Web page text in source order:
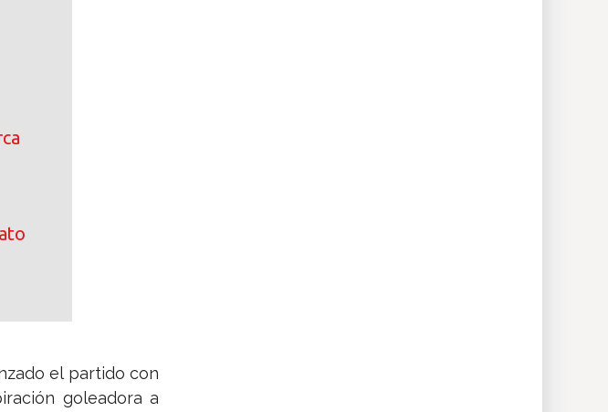
el partido con
goleadora a